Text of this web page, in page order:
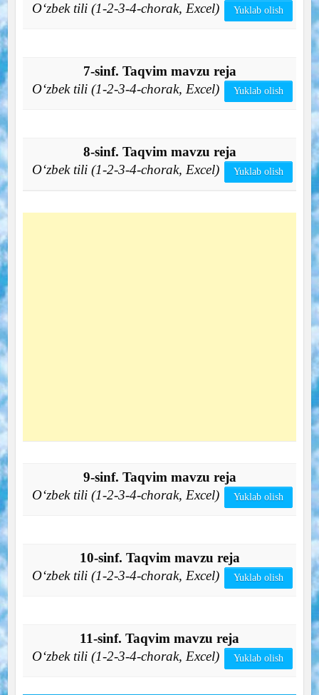
O‘zbek tili (1-2-3-4-chorak, Excel)
Yuklab olish
7-sinf. Taqvim mavzu reja
O‘zbek tili (1-2-3-4-chorak, Excel)
Yuklab olish
8-sinf. Taqvim mavzu reja
O‘zbek tili (1-2-3-4-chorak, Excel)
Yuklab olish
9-sinf. Taqvim mavzu reja
O‘zbek tili (1-2-3-4-chorak, Excel)
Yuklab olish
10-sinf. Taqvim mavzu reja
O‘zbek tili (1-2-3-4-chorak, Excel)
Yuklab olish
11-sinf. Taqvim mavzu reja
O‘zbek tili (1-2-3-4-chorak, Excel)
Yuklab olish